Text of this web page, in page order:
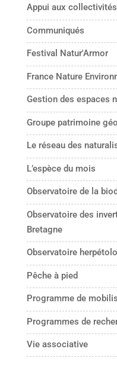
Appui aux
Communiqués
Festival Natur'Armor
France Nature
Gestion des espaces
Groupe patrimoine
Le réseau des
L’espèce du mois
Observatoire de la
Observatoire des
Bretagne
Observatoire
Pêche à pied
Programme de
Programmes de
Vie associative